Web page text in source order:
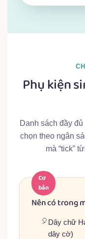
Phụ kiện
Danh sách đầy
chọn theo ngân
mà “tick”
Cơ
bản
Nên có trong
Dây chữ
dây cờ)